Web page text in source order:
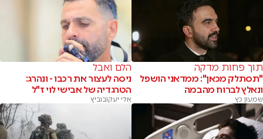
תוך פחות מדקה
"תסתלק מכאן": ממדאני הושפל
ונאלץ לברוח מהבמה
שמעון כץ
הלם ואבל
ניסה לעצור את רכבו - ונהרג:
הטרגדיה של אבישי לוי ז"ל
אלי יעקובוביץ